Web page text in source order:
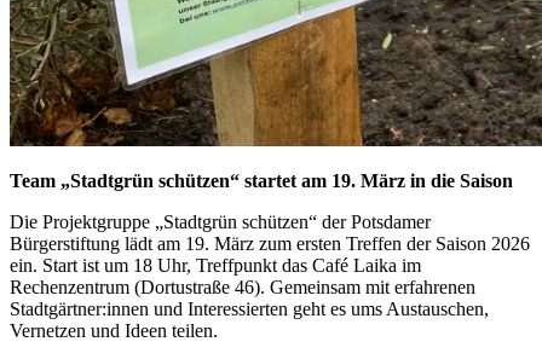
Team „Stadtgrün schützen“ startet am 19. März in die Saison
Die Projektgruppe „Stadtgrün schützen“ der Potsdamer
Bürgerstiftung lädt am 19. März zum ersten Treffen der Saison 2026
ein. Start ist um 18 Uhr, Treffpunkt das Café Laika im
Rechenzentrum (Dortustraße 46). Gemeinsam mit erfahrenen
Stadtgärtner:innen und Interessierten geht es ums Austauschen,
Vernetzen und Ideen teilen.